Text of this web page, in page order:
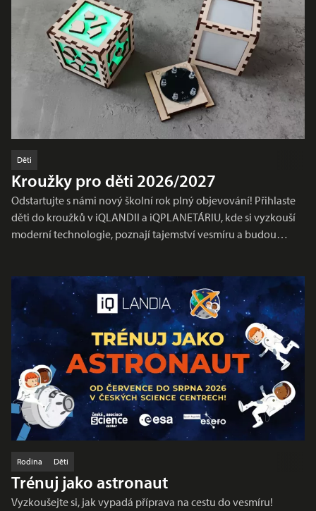
Děti
Kroužky pro děti 2026/2027
Odstartujte s námi nový školní rok plný objevování! Přihlaste
děti do kroužků v iQLANDII a iQPLANETÁRIU, kde si vyzkouší
moderní technologie, poznají tajemství vesmíru a budou…
Rodina Děti
Trénuj jako astronaut
Vyzkoušejte si, jak vypadá příprava na cestu do vesmíru!